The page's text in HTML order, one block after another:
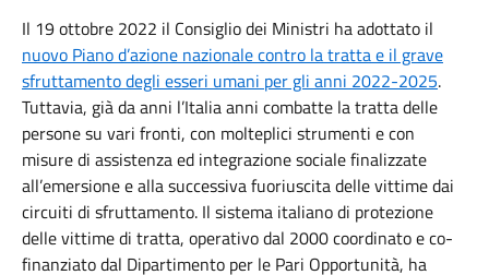
Il 19 ottobre 2022 il Consiglio dei Ministri ha adottato il
nuovo Piano d’azione nazionale contro la tratta e il grave
sfruttamento degli esseri umani per gli anni 2022-2025.
Tuttavia, già da anni l’Italia anni combatte la tratta delle
persone su vari fronti, con molteplici strumenti e con
misure di assistenza ed integrazione sociale finalizzate
all’emersione e alla successiva fuoriuscita delle vittime dai
circuiti di sfruttamento. Il sistema italiano di protezione
delle vittime di tratta, operativo dal 2000 coordinato e co-
finanziato dal Dipartimento per le Pari Opportunità, ha